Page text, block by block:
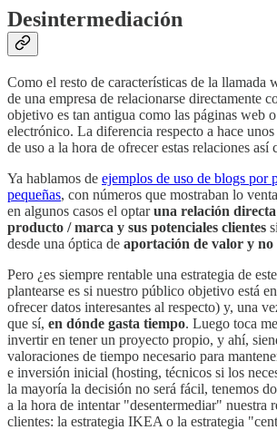
Desintermediación
Como el resto de características de la llamada
de una empresa de relacionarse directamente
objetivo es tan antigua como las páginas web
electrónico. La diferencia respecto a hace
de uso a la hora de ofrecer estas relaciones así
Ya hablamos de ejemplos de uso de blogs por
pequeñas, con números que mostraban lo
en algunos casos el optaruna relación
producto / marca y sus potenciales clientes
desde una óptica de aportación de valor y no
Pero ¿es siempre rentable una estrategia de
plantearse es si nuestro público objetivo está
ofrecer datos interesantes al respecto) y, una
que sí, en dónde gasta tiempo. Luego toca
invertir en tener un proyecto propio, y ahí,
valoraciones de tiempo necesario para
e inversión inicial (hosting, técnicos si los
la mayoría la decisión no será fácil, tenemos
a la hora de intentar "desentermediar" nuestra
clientes: la estrategia IKEA o la estrategia